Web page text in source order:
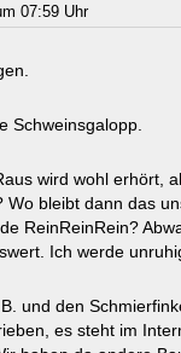
07:59 Uhr
Schweinsgalopp.
wird wohl erhört,
Wo bleibt dann das
ReinReinRein?
Ich werde
und den
es steht im